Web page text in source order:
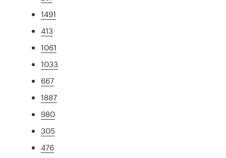
1491
413
1061
1033
667
1887
980
305
476